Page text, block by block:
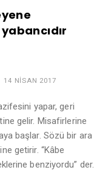
14 NISAN 2017
yapar, geri
gelir. Misafirlerine
başlar. Sözü bir ara
getirir. “Kâbe
benziyordu” der.